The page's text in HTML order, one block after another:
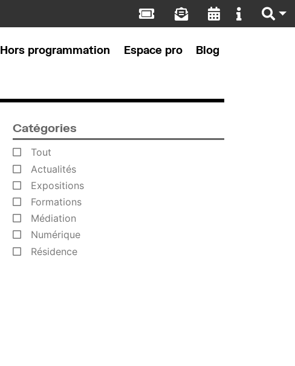
Hors programmation Espace pro Blog
Catégories
Tout
Actualités
Expositions
Formations
Médiation
Numérique
Résidence